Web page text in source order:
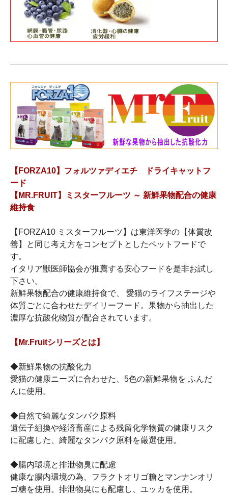
【FORZA10】フォルツァディエチ ドライキャットフ
ード
【MR.FRUIT】ミスターフルーツ ～ 新鮮果物配合の健康
維持食
【FORZA10 ミスターフルーツ】は東洋医学の【体質改
善】と同じ考え方をコンセプトとしたペットフードで
す。
イタリア獣医師協会が推薦する安心フードを是非お試し
下さい。
新鮮果物配合の健康維持食で、 愛猫のライフステージや
体質ごとに合わせたデイリーフード。果物から抽出した
濃厚な抗酸化物質が配合されています。
【Mr.Fruitシリーズとは】
◆新鮮果物の抗酸化力
愛猫の健康ニーズに合わせた、5色の新鮮果物を ふんだ
んに使用。
◆自然で綺麗なタンパク原料
遺伝子組換や経済畜産による残留化学物質の健康リスク
に配慮した、綺麗なタンパク原料を厳選使用。
◆腸内環境と排泄物臭に配慮
健康な腸内環境の為、フラクトオリゴ糖とマンナンオリ
ゴ糖を使用。排泄物臭にも配慮し、ユッカを使用。